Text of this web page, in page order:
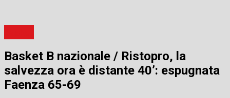
Basket B nazionale / Ristopro, la
salvezza ora è distante 40’: espugnata
Faenza 65-69